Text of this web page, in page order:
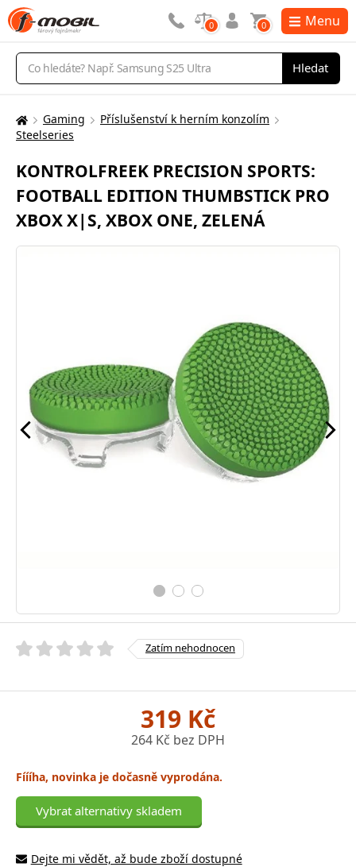
Vyhledávání
Hledat
0 0 Menu
Zde
nacházíte:
Gaming
Příslušenství k herním konzolím
Steelseries
KONTROLFREEK PRECISION SPORTS:
FOOTBALL EDITION THUMBSTICK PRO
XBOX X|S, XBOX ONE, ZELENÁ
Zatím nehodnocen
319 Kč
264 Kč bez DPH
Fíííha, novinka je dočasně vyprodána.
Vybrat alternativy skladem
Dejte mi vědět, až bude zboží dostupné